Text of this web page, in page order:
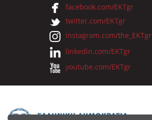
facebook.com/EKTgr
twitter.com/EKTgr
instagram.com/the_EKTgr
linkedin.com/EKTgr
youtube.com/EKTgr